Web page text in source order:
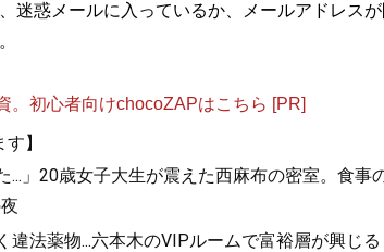
迷惑メールに入っているか、メールアドレス
。初心者向けchocoZAPはこちら [PR]
】
」20歳女子大生が震えた西麻布の密室。食事
法薬物...六本木のVIPルームで富裕層が興じ